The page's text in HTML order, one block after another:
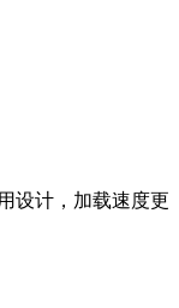
计，加载速度更